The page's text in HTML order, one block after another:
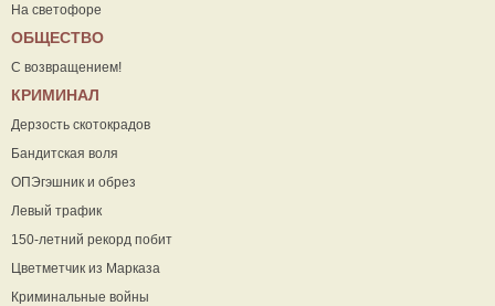
На светофоре
ОБЩЕСТВО
С возвращением!
КРИМИНАЛ
Дерзость скотокрадов
Бандитская воля
ОПЭгэшник и обрез
Левый трафик
150-летний рекорд побит
Цветметчик из Марказа
Криминальные войны